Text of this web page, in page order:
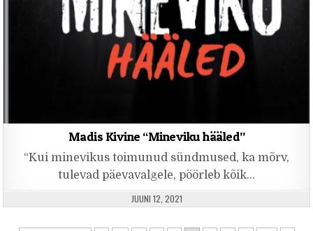
Madis Kivine “Mineviku hääled”
“Kui minevikus toimunud sündmused, ka mõrv,
tulevad päevavalgele, pöörleb kõik…
PUBLISHED DATE:
JUUNI 12, 2021